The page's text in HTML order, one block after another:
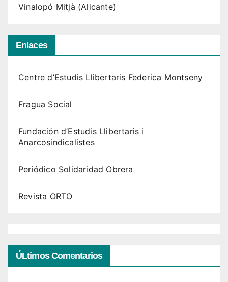
Vinalopó Mitjà (Alicante)
Enlaces
Centre d’Estudis Llibertaris Federica Montseny
Fragua Social
Fundación d’Estudis Llibertaris i
Anarcosindicalistes
Periódico Solidaridad Obrera
Revista ORTO
ÚLtimos Comentarios